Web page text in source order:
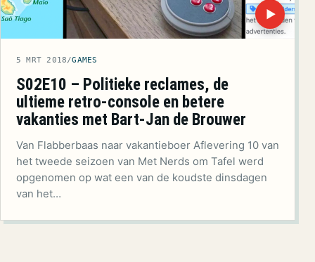
▶
5 MRT 2018/GAMES
S02E10 – Politieke reclames, de
ultieme retro-console en betere
vakanties met Bart-Jan de Brouwer
Van Flabberbaas naar vakantieboer Aflevering 10 van
het tweede seizoen van Met Nerds om Tafel werd
opgenomen op wat een van de koudste dinsdagen
van het…